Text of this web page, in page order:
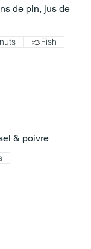
de pin, jus de
Fish
& poivre